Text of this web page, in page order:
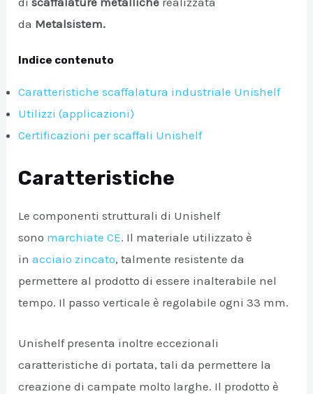
da Metalsistem.
Indice contenuto
Caratteristiche scaffalatura industriale Unishelf
Utilizzi (applicazioni)
Certificazioni per scaffali Unishelf
Caratteristiche
Le componenti strutturali di Unishelf
sono marchiate CE. Il materiale utilizzato è
inacciaio zincato, talmente resistente da
permettere al prodotto di essere inalterabile nel
tempo. Il passo verticale è regolabile ogni 33 mm.
Unishelf presenta inoltre eccezionali
caratteristiche di portata, tali da permettere la
creazione di campate molto larghe. Il prodotto è